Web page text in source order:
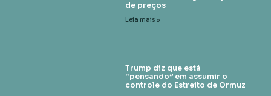
de preços
Leia mais »
Trump diz que está
“pensando” em assumir o
controle do Estreito de Ormuz